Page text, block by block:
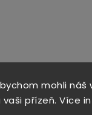
mohli náš
přízeň. Více